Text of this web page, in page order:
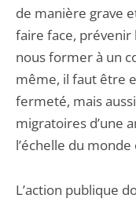
de manière grave
faire face, prévenir
nous former à un
même, il faut être
fermeté, mais
migratoires d’une
l’échelle du
L’action publique